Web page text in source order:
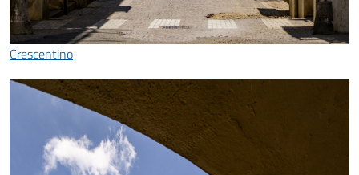
Crescentino